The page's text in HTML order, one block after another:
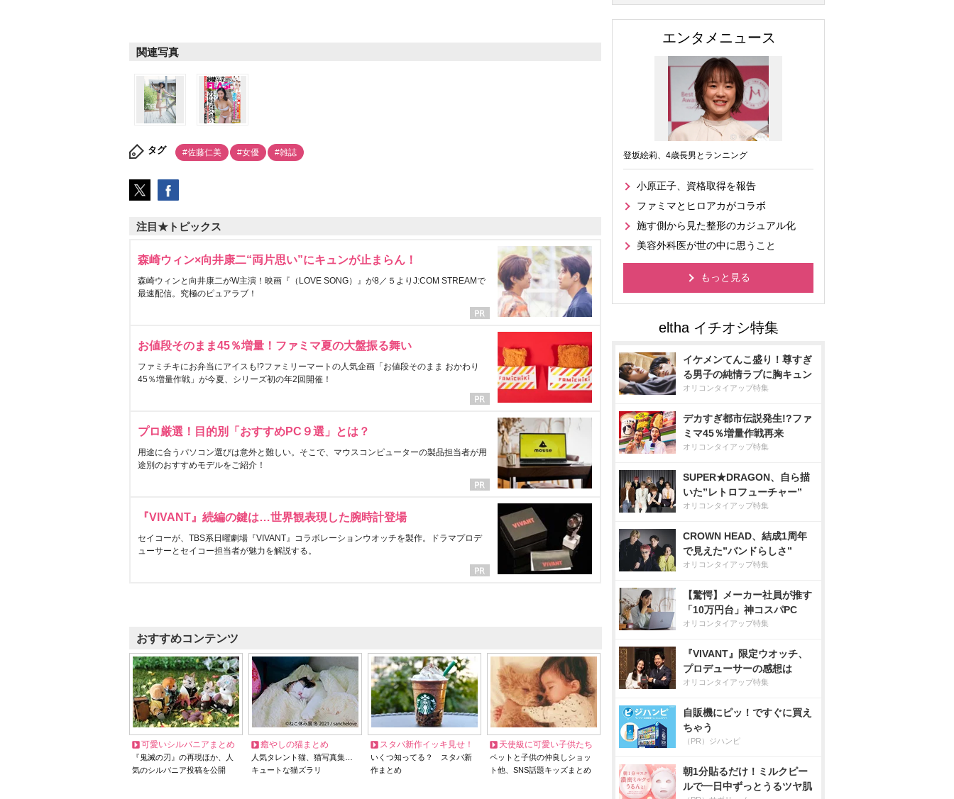
関連写真
タグ #佐藤仁美 #女優 #雑誌
注目★トピックス
森崎ウィン×向井康二“両片思い”にキュンが止まらん！
森崎ウィンと向井康二がW主演！映画『（LOVE SONG）』が8／５よりJ:COM STREAMで
最速配信。究極のピュアラブ！
お値段そのまま45％増量！ファミマ夏の大盤振る舞い
ファミチキにお弁当にアイスも!?ファミリーマートの人気企画「お値段そのまま おかわり
45％増量作戦」が今夏、シリーズ初の年2回開催！
プロ厳選！目的別「おすすめPC９選」とは？
用途に合うパソコン選びは意外と難しい。そこで、マウスコンピューターの製品担当者が用
途別のおすすめモデルをご紹介！
『VIVANT』続編の鍵は…世界観表現した腕時計登場
セイコーが、TBS系日曜劇場『VIVANT』コラボレーションウオッチを製作。ドラマプロデ
ューサーとセイコー担当者が魅力を解説する。
おすすめコンテンツ
可愛いシルバニアまとめ
『鬼滅の刃』の再現ほか、人
気のシルバニア投稿を公開
癒やしの猫まとめ
人気タレント猫、猫写真集…
キュートな猫ズラリ
スタバ新作イッキ見せ！
いくつ知ってる？ スタバ新
作まとめ
天使級に可愛い子供たち
ペットと子供の仲良しショッ
ト他、SNS話題キッズまとめ
エンタメニュース
登坂絵莉、4歳長男とランニング
小原正子、資格取得を報告
ファミマとヒロアカがコラボ
施す側から見た整形のカジュアル化
美容外科医が世の中に思うこと
もっと見る
イケメンてんこ盛り！尊すぎ
る男子の純情ラブに胸キュン
オリコンタイアップ特集
デカすぎ都市伝説発生!?ファ
ミマ45％増量作戦再来
オリコンタイアップ特集
SUPER★DRAGON、自ら描
いた”レトロフューチャー”
オリコンタイアップ特集
CROWN HEAD、結成1周年
で見えた”バンドらしさ”
オリコンタイアップ特集
【驚愕】メーカー社員が推す
「10万円台」神コスパPC
オリコンタイアップ特集
『VIVANT』限定ウオッチ、
プロデューサーの感想は
オリコンタイアップ特集
自販機にピッ！ですぐに買え
ちゃう
（PR）ジハンピ
朝1分貼るだけ！ミルクピー
ルで一日中ずっとうるツヤ肌